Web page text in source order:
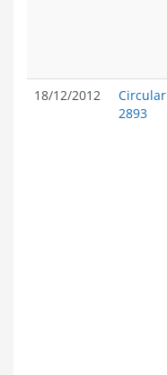
18/12/2012
Circular
2893